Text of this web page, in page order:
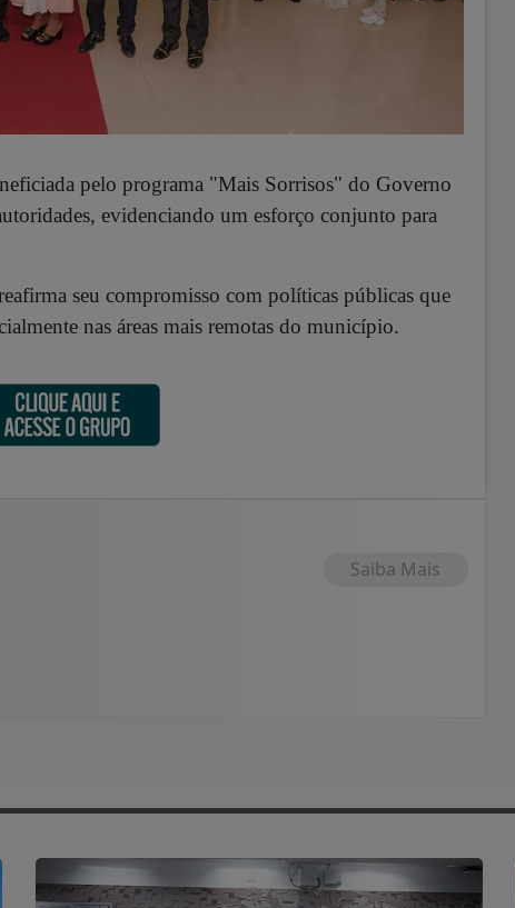
pelo programa "Mais Sorrisos" do Governo
evidenciando um esforço conjunto para
seu compromisso com políticas públicas que
nas áreas mais remotas do município.
Saiba Mais